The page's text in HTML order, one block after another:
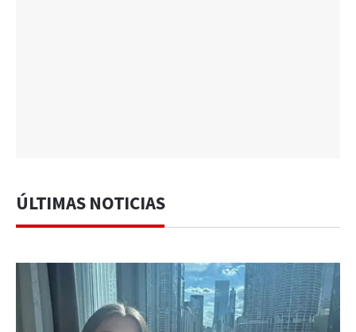
ÚLTIMAS NOTICIAS